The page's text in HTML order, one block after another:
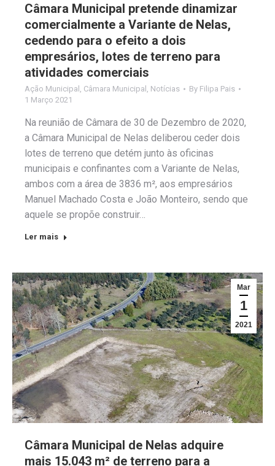
Câmara Municipal pretende dinamizar
comercialmente a Variante de Nelas,
cedendo para o efeito a dois
empresários, lotes de terreno para
atividades comerciais
Ação Municipal , Câmara Municipal , Notícias By Filipa Pais
1 Março 2021
Na reunião de Câmara de 30 de Dezembro de 2020,
a Câmara Municipal de Nelas deliberou ceder dois
lotes de terreno que detém junto às oficinas
municipais e confinantes com a Variante de Nelas,
ambos com a área de 3836 m², aos empresários
Manuel Machado Costa e João Monteiro, sendo que
aquele se propõe construir…
Ler mais
Mar
1
2021
Câmara Municipal de Nelas adquire
mais 15.043 m² de terreno para a